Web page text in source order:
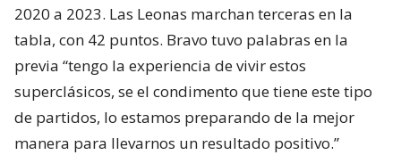
2020 a 2023. Las Leonas marchan terceras en la
tabla, con 42 puntos. Bravo tuvo palabras en la
previa “tengo la experiencia de vivir estos
superclásicos, se el condimento que tiene este tipo
de partidos, lo estamos preparando de la mejor
manera para llevarnos un resultado positivo.”